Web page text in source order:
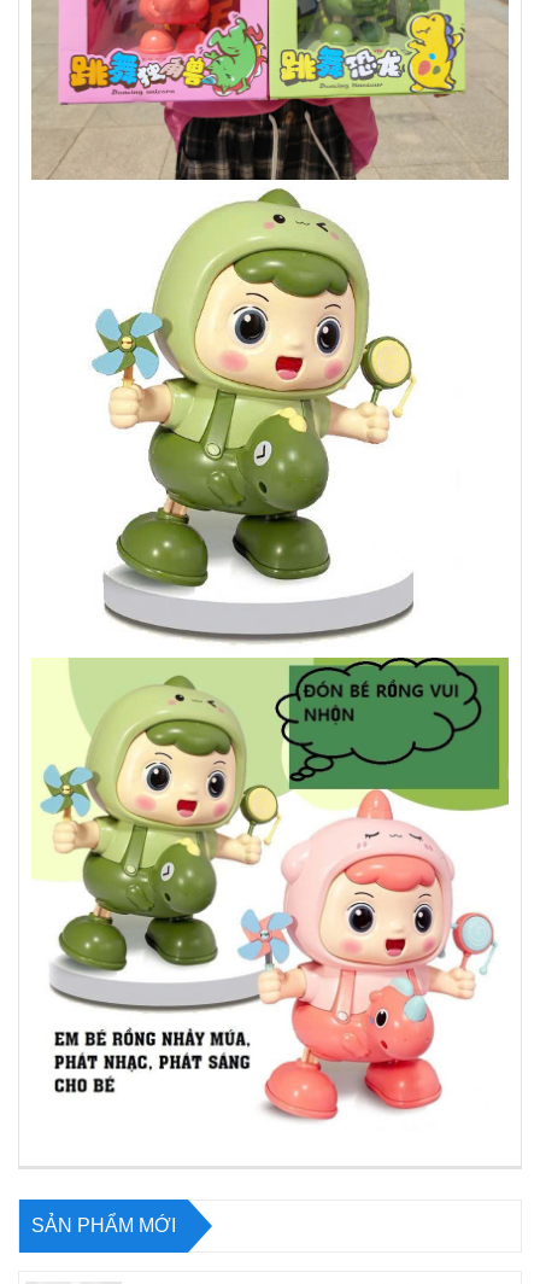
SẢN PHẨM MỚI